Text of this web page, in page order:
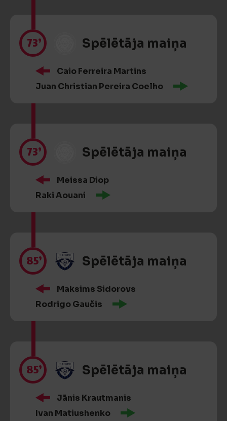
73’ Spēlētāja maiņa
Caio Ferreira Martins
Juan Christian Pereira Coelho
73’ Spēlētāja maiņa
Meissa Diop
Raki Aouani
85’ Spēlētāja maiņa
Maksims Sidorovs
Rodrigo Gaučis
85’ Spēlētāja maiņa
Jānis Krautmanis
Ivan Matiushenko